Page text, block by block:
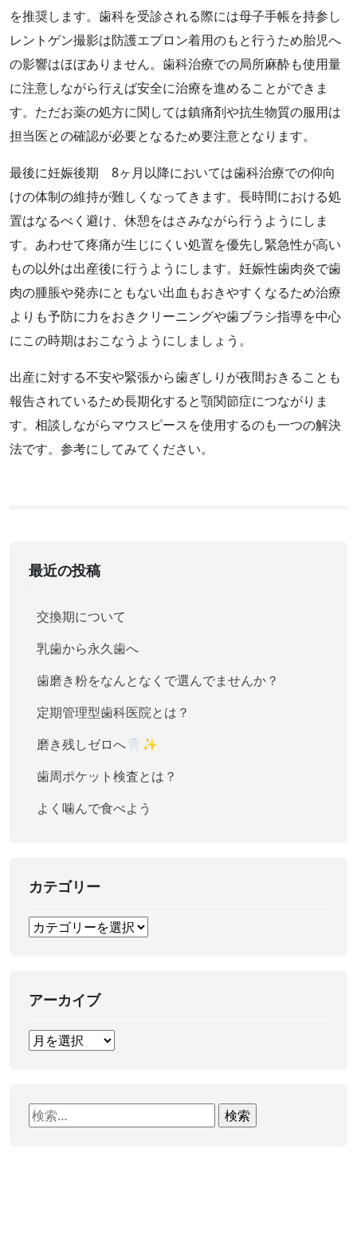
を推奨します。歯科を受診される際には母子手帳を持参し
レントゲン撮影は防護エプロン着用のもと行うため胎児へ
の影響はほぼありません。歯科治療での局所麻酔も使用量
に注意しながら行えば安全に治療を進めることができま
す。ただお薬の処方に関しては鎮痛剤や抗生物質の服用は
担当医との確認が必要となるため要注意となります。
最後に妊娠後期 8ヶ月以降においては歯科治療での仰向
けの体制の維持が難しくなってきます。長時間における処
置はなるべく避け、休憩をはさみながら行うようにしま
す。あわせて疼痛が生じにくい処置を優先し緊急性が高い
もの以外は出産後に行うようにします。妊娠性歯肉炎で歯
肉の腫脹や発赤にともない出血もおきやすくなるため治療
よりも予防に力をおきクリーニングや歯ブラシ指導を中心
にこの時期はおこなうようにしましょう。
出産に対する不安や緊張から歯ぎしりが夜間おきることも
報告されているため長期化すると顎関節症につながりま
す。相談しながらマウスピースを使用するのも一つの解決
法です。参考にしてみてください。
最近の投稿
交換期について
乳歯から永久歯へ
歯磨き粉をなんとなくで選んでませんか？
定期管理型歯科医院とは？
磨き残しゼロへ🦷✨
歯周ポケット検査とは？
よく噛んで食べよう
カテゴリー
アーカイブ